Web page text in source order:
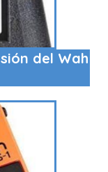
del Wah